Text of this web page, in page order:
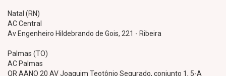
Natal (RN)
AC Central
Av Engenheiro Hildebrando de Gois, 221 - Ribeira
Palmas (TO)
AC Palmas
QR AANO 20 AV Joaquim Teotônio Segurado, conjunto 1, 5-A